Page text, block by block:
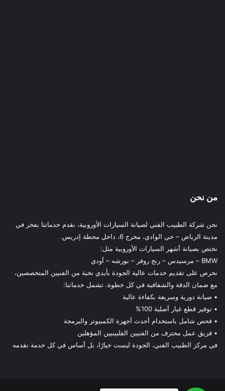
من نحن
نحن شركة الطبيب الفني لصيانة السيارات الأوروبية، نقدم خدماتنا بفخر في
مدينة الرياض – حي الوادي، مخرج 6، داخل محطة إدريس.
نختص بصيانة أشهر السيارات الأوروبية مثل:
BMW – مرسيدس – رنج روفر – بورشه – أودي
نحرص على تقديم خدمات عالية الجودة بأيدي نخبة من الفنيين المتخصصين،
مع ضمان الدقة والشفافية في كل خطوة. تشمل خدماتنا:
• صيانة دورية وسريعة بكفاءة عالية
• توفير قطع غيار أصلية 100%
• فحص شامل باستخدام أحدث أجهزة الكمبيوتر والبرمجة
• فريق عمل محترف من الفنيين الفلبينيين المؤهلين
في مركز الطبيب الفني، الجودة ليست خيارًا، بل أساس في كل خدمة نقدمه